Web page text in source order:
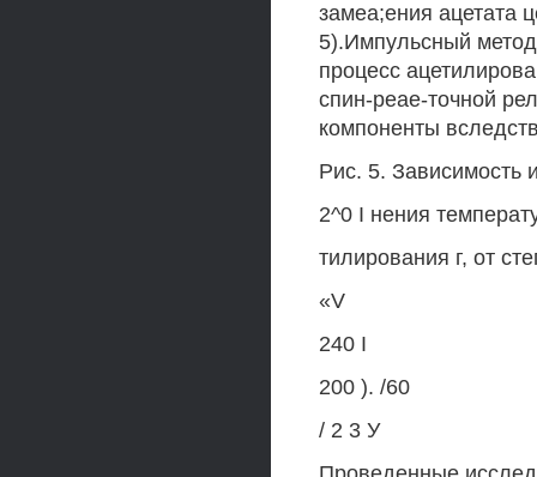
замеа;ения ацетата
5).Импульсный
процесс
спин-реае-точной
компоненты
Рис. 5. Зависимость
2^0 I нения
тилирования г, от
«V
240 I
200 ). /60
/ 2 3 У